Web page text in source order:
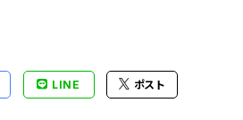
LINE ポスト